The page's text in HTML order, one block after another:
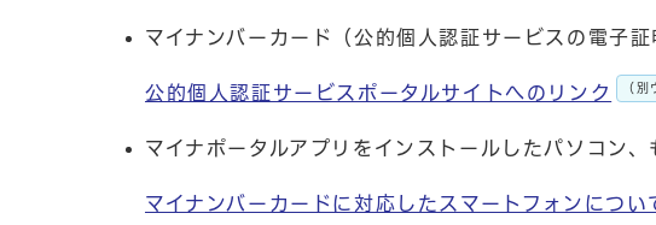
マイナンバーカード（公的個人認証サービスの電子
公的個人認証サービスポータルサイトへのリンク （
マイナポータルアプリをインストールしたパソコン
マイナンバーカードに対応したスマートフォンについ